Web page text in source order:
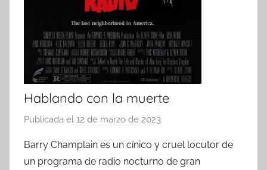
Hablando con la muerte
Publicada el 12 de marzo de 2023
r
Barry Champlain es un cínico y cruel locutor de
un programa de radio nocturno de gran